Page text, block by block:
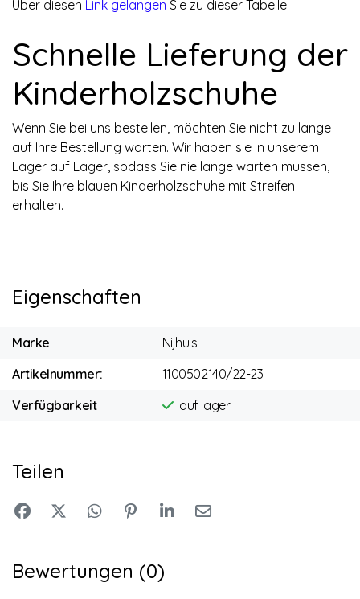
Über diesen Link gelangen Sie zu dieser Tabelle.
Schnelle Lieferung der
Kinderholzschuhe
Wenn Sie bei uns bestellen, möchten Sie nicht zu lange
auf Ihre Bestellung warten. Wir haben sie in unserem
Lager auf Lager, sodass Sie nie lange warten müssen,
bis Sie Ihre blauen Kinderholzschuhe mit Streifen
erhalten.
Eigenschaften
Marke
Nijhuis
Artikelnummer:
1100502140/22-23
Verfügbarkeit
auf lager
Teilen
Bewertungen (0)